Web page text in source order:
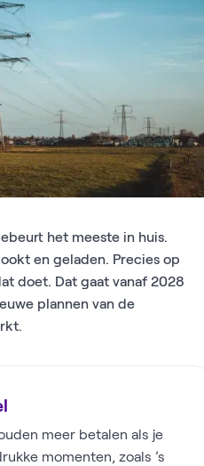
het meeste in huis.
en geladen. Precies op
doet. Dat gaat vanaf 2028
plannen van de
meer betalen als je
momenten, zoals ’s